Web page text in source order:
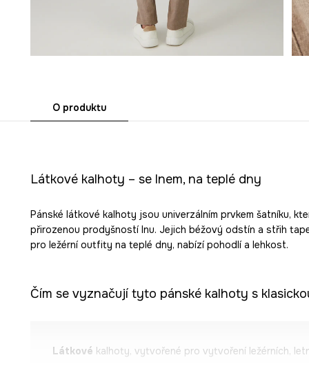
O produktu
Látkové kalhoty – se lnem, na teplé dny
Pánské látkové kalhoty jsou univerzálním prvkem šatníku,
přirozenou prodyšností lnu. Jejich béžový odstín a střih
pro ležérní outfity na teplé dny, nabízí pohodlí a lehkost.
Čím se vyznačují tyto pánské kalhoty s
Látkové kalhoty, vytvořené pro vytvoření ležérních,